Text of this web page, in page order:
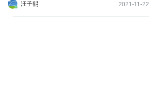
汪子熙 2021-11-22